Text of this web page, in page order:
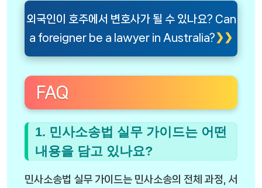
외국인이 호주에서 변호사가 될 수 있나요? Can
a foreigner be a lawyer in Australia?
FAQ
1. 민사소송법 실무 가이드는 어떤
내용을 담고 있나요?
민사소송법 실무 가이드는 민사소송의 전체 과정, 서